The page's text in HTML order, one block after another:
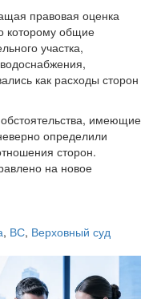
правовая оценка
которому общие
участка,
как расходы сторон
имеющие
определили
сторон.
на новое
, ВС, Верховный суд